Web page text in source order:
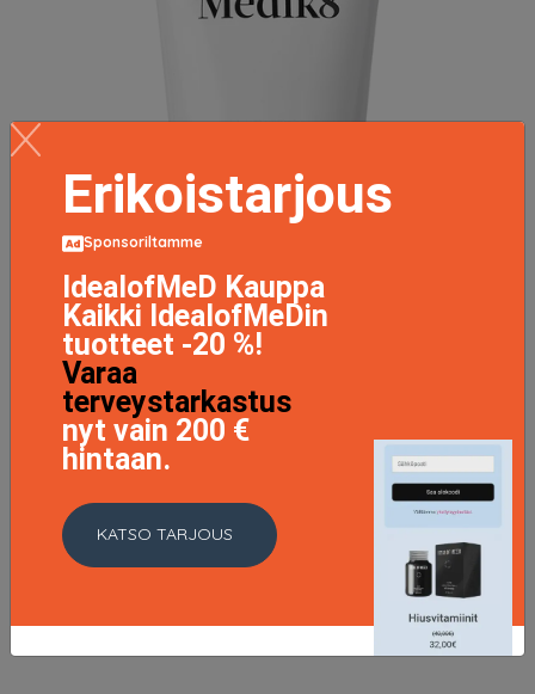
Natural Clay Mask, 75 ml Medik8 Kasvonaamiot
37.9 EUR
LISÄTIETOJA
Erikoistarjous
Sponsoriltamme
IdealofMeD Kauppa
Kaikki IdealofMeDin
tuotteet -20 %!
Varaa
terveystarkastus
nyt vain 200 €
hintaan.
KATSO TARJOUS